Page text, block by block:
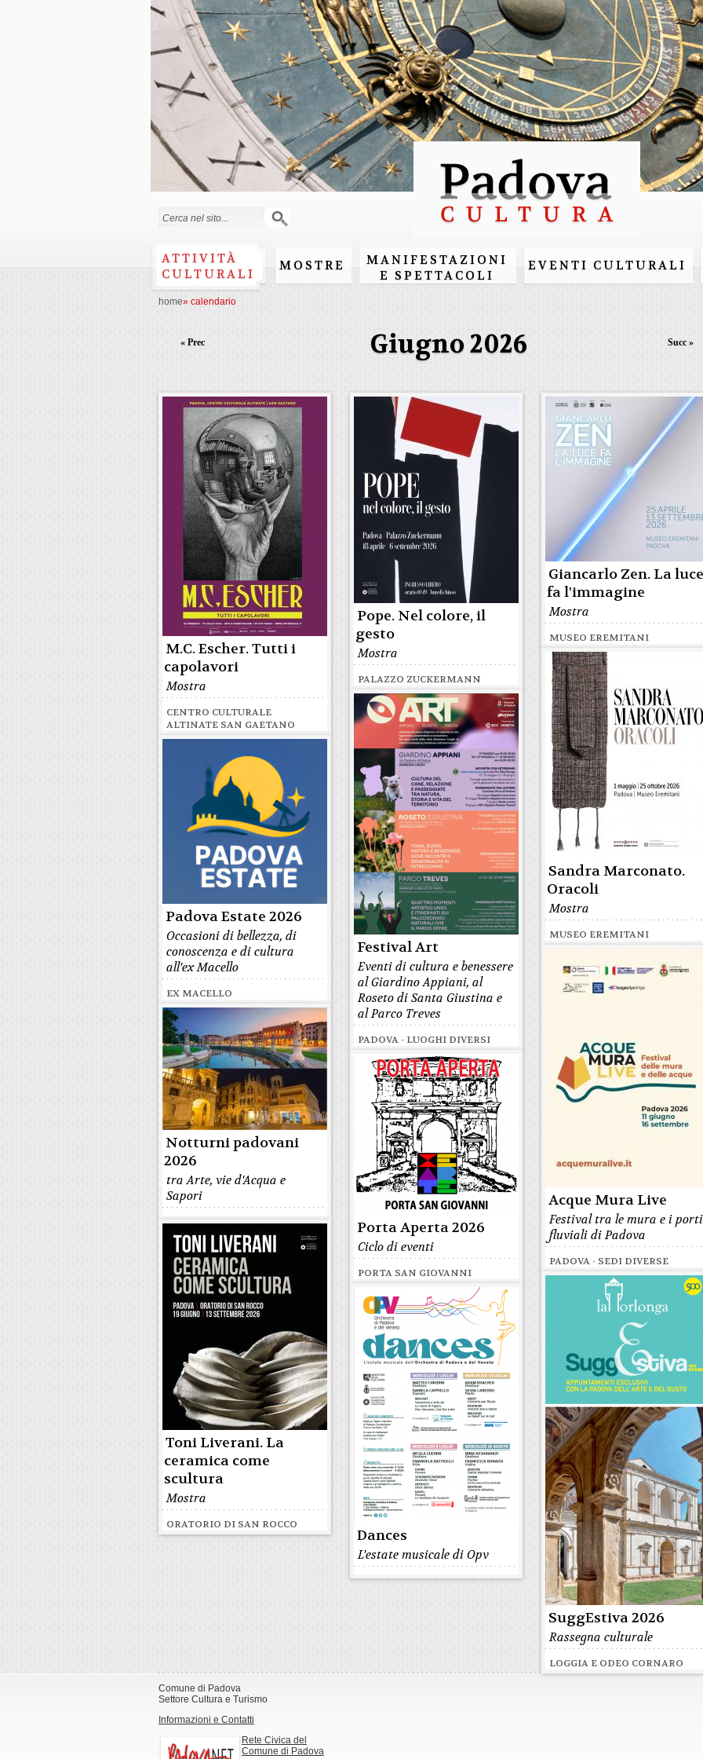
Salta al
contenuto
principale
Form di ricerca
ATTIVITÀ
CULTURALI
MOSTRE
MANIFESTAZIONI
E SPETTACOLI
EVENTI CULTURALI
home» calendario
Giugno 2026
« Prec Succ »
M.C. Escher. Tutti i
capolavori
Mostra
CENTRO CULTURALE
ALTINATE SAN GAETANO
Pope. Nel colore, il
gesto
Mostra
PALAZZO ZUCKERMANN
Giancarlo Zen. La
fa l'immagine
Mostra
MUSEO EREMITANI
Sandra Marconato.
Oracoli
Mostra
MUSEO EREMITANI
Festival Art
Eventi di cultura e benessere
al Giardino Appiani, al
Roseto di Santa Giustina e
al Parco Treves
PADOVA - LUOGHI DIVERSI
Padova Estate 2026
Occasioni di bellezza, di
conoscenza e di cultura
all'ex Macello
EX MACELLO
Acque Mura Live
Festival tra le mura e i porti
fluviali di Padova
PADOVA - SEDI DIVERSE
Notturni padovani
2026
tra Arte, vie d'Acqua e
Sapori
Porta Aperta 2026
Ciclo di eventi
PORTA SAN GIOVANNI
Toni Liverani. La
ceramica come
scultura
Mostra
ORATORIO DI SAN ROCCO
SuggEstiva 2026
Rassegna culturale
LOGGIA E ODEO CORNARO
Dances
L'estate musicale di Opv
Comune di Padova
Settore Cultura e Turismo
Informazioni e Contatti
Rete Civica del
Comune di Padova